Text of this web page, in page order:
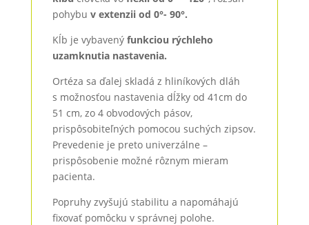
pohybu v extenzii od 0°- 90°.
Kĺb je vybavený funkciou rýchleho
uzamknutia nastavenia.
Ortéza sa ďalej skladá z hliníkových dláh
s možnosťou nastavenia dĺžky od 41cm do
51 cm, zo 4 obvodových pásov,
prispôsobiteľných pomocou suchých zipsov.
Prevedenie je preto univerzálne –
prispôsobenie možné rôznym mieram
pacienta.
Popruhy zvyšujú stabilitu a napomáhajú
fixovať pomôcku v správnej polohe.